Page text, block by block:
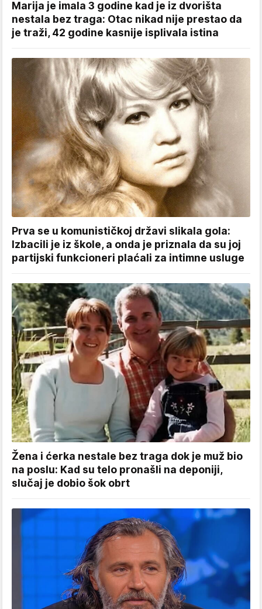
Marija je imala 3 godine kad je iz dvorišta
nestala bez traga: Otac nikad nije prestao da
je traži, 42 godine kasnije isplivala istina
Prva se u komunističkoj državi slikala gola:
Izbacili je iz škole, a onda je priznala da su joj
partijski funkcioneri plaćali za intimne usluge
Žena i ćerka nestale bez traga dok je muž bio
na poslu: Kad su telo pronašli na deponiji,
slučaj je dobio šok obrt